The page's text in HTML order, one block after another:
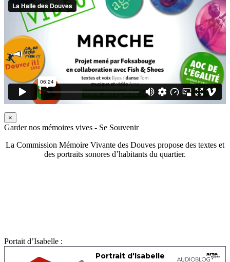
×
Garder nos mémoires vives - Se Souvenir
La Commission Mémoire Vivante des Douves propose des textes et
des portraits sonores d’habitants du quartier.
Portait d’Isabelle :